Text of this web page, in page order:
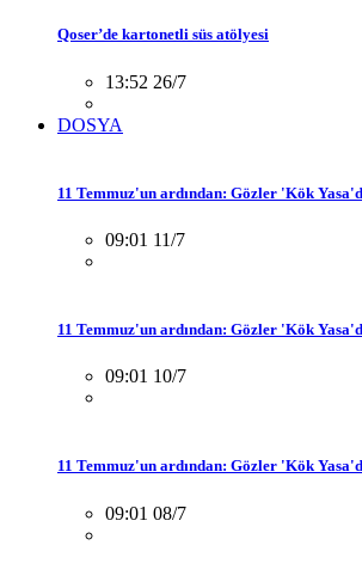
Qoser’de kartonetli süs atölyesi
13:52 26/7
DOSYA
11 Temmuz'un ardından: Gözler 'Kök
09:01 11/7
11 Temmuz'un ardından: Gözler 'Kök
09:01 10/7
11 Temmuz'un ardından: Gözler 'Kök
09:01 08/7